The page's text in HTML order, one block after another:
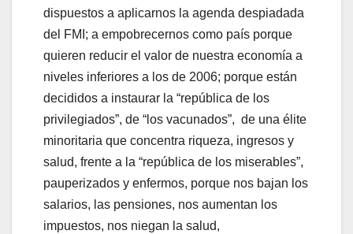
dispuestos a aplicarnos la agenda despiadada
del FMI; a empobrecernos como país porque
quieren reducir el valor de nuestra economía a
niveles inferiores a los de 2006; porque están
decididos a instaurar la “república de los
privilegiados”, de “los vacunados”, de una élite
minoritaria que concentra riqueza, ingresos y
salud, frente a la “república de los miserables”,
pauperizados y enfermos, porque nos bajan los
salarios, las pensiones, nos aumentan los
impuestos, nos niegan la salud,